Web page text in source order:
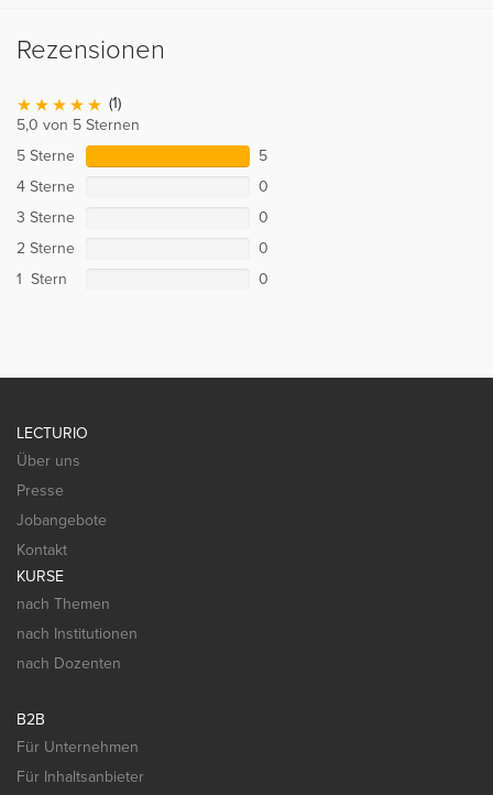
Rezensionen
(1)
5,0 von 5 Sternen
5 Sterne
5
4 Sterne
0
3 Sterne
0
2 Sterne
0
1 Stern
0
LECTURIO
Über uns
Presse
Jobangebote
Kontakt
KURSE
nach Themen
nach Institutionen
nach Dozenten
B2B
Für Unternehmen
Für Inhaltsanbieter